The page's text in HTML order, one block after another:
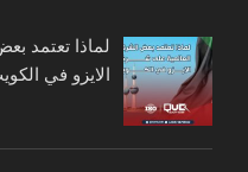
لماذا تعتمد
الايزو في